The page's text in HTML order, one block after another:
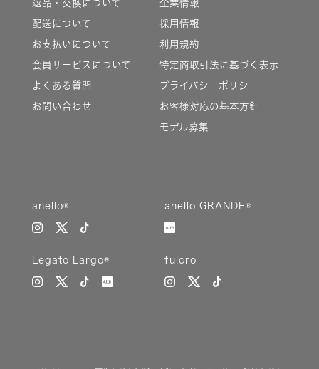
返品・交換について
配送について
お支払いについて
会員サービスについて
よくある質問
お問い合わせ
企業情報
採用情報
利用規約
特定商取引法に基づく表示
プライバシーポリシー
お客様対応の基本方針
モデル募集
anello® anello GRANDE®
Legato Largo® fulcro